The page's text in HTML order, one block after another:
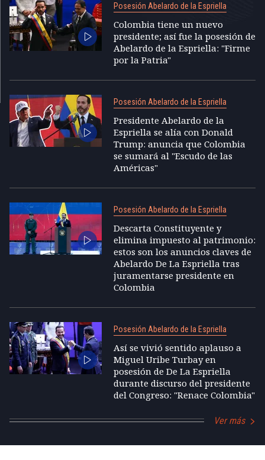
Posesión Abelardo de la Espriella
Colombia tiene un nuevo
presidente; así fue la posesión de
Abelardo de la Espriella: "Firme
por la Patria"
Posesión Abelardo de la Espriella
Presidente Abelardo de la
Espriella se alía con Donald
Trump: anuncia que Colombia
se sumará al "Escudo de las
Américas"
Posesión Abelardo de la Espriella
Descarta Constituyente y
elimina impuesto al patrimonio:
estos son los anuncios claves de
Abelardo De La Espriella tras
juramentarse presidente en
Colombia
Posesión Abelardo de la Espriella
Así se vivió sentido aplauso a
Miguel Uribe Turbay en
posesión de De La Espriella
durante discurso del presidente
del Congreso: "Renace Colombia"
Ver más